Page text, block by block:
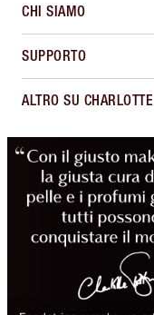
CHI SIAMO
SUPPORTO
ALTRO SU CHARLOTTE